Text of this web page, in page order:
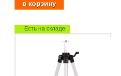
Есть на складе